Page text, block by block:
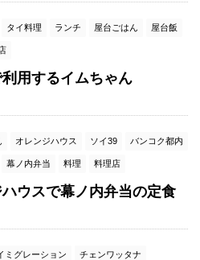
タイ料理 ランチ 屋台ごはん 屋台飯
用するイムちゃん
オレンジハウス ソイ39 バンコク都内
幕ノ内弁当 料理 料理店
ウスで幕ノ内弁当の定食
ミグレーション チェンワッタナ